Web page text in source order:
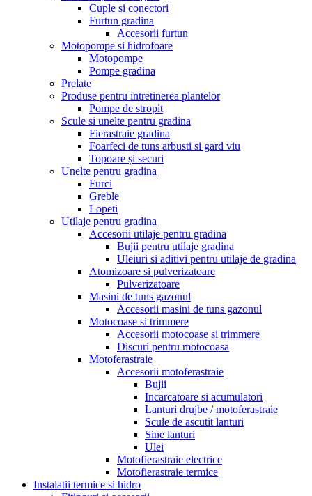
Cuple si conectori
Furtun gradina
Accesorii furtun
Motopompe si hidrofoare
Motopompe
Pompe gradina
Prelate
Produse pentru intretinerea plantelor
Pompe de stropit
Scule si unelte pentru gradina
Fierastraie gradina
Foarfeci de tuns arbusti si gard viu
Topoare și securi
Unelte pentru gradina
Furci
Greble
Lopeti
Utilaje pentru gradina
Accesorii utilaje pentru gradina
Bujii pentru utilaje gradina
Uleiuri si aditivi pentru utilaje de gradina
Atomizoare si pulverizatoare
Pulverizatoare
Masini de tuns gazonul
Accesorii masini de tuns gazonul
Motocoase si trimmere
Accesorii motocoase si trimmere
Discuri pentru motocoasa
Motoferastraie
Accesorii motoferastraie
Bujii
Incarcatoare si acumulatori
Lanturi drujbe / motoferastraie
Scule de ascutit lanturi
Sine lanturi
Ulei
Motofierastraie electrice
Motofierastraie termice
Instalatii termice si hidro